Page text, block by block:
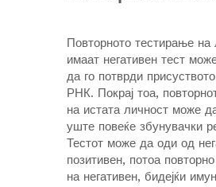
Повторното тестирање на
имаат негативен тест
да го потврди
РНК. Покрај тоа,
на истата личност може
уште повеќе збунувачки
Тестот може да оди од
позитивен, потоа
на негативен, бидејќи